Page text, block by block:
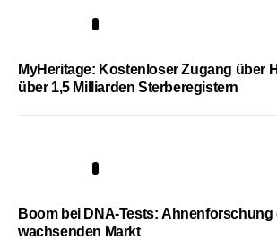
MyHeritage: Kostenloser Zugang über
über 1,5 Milliarden Sterberegistern
Boom bei DNA-Tests: Ahnenforschung
wachsenden Markt